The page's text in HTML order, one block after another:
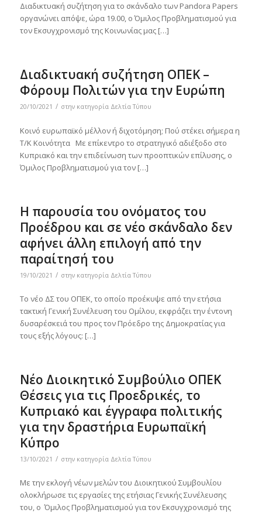
Διαδικτυακή συζήτηση για το σκάνδαλο των Pandora Papers
οργανώνει απόψε, ώρα 19.00, ο Όμιλος Προβληματισμού για
τον Εκσυγχρονισμό της Κοινωνίας μας […]
Διαδικτυακή συζήτηση ΟΠΕΚ –
Φόρουμ Πολιτών για την Ευρώπη
20/10/2021 / στην κατηγορία Δελτία Τύπου
Κοινό ευρωπαϊκό μέλλον ή διχοτόμηση; Πού στέκει σήμερα η
Τ/Κ Κοινότητα Με επίκεντρο το στρατηγικό αδιέξοδο στο
Κυπριακό και την επιδείνωση των προοπτικών επίλυσης, ο
Όμιλος Προβληματισμού για τον […]
Η παρουσία του ονόματος του
Προέδρου και σε νέο σκάνδαλο δεν
αφήνει άλλη επιλογή από την
παραίτησή του
19/10/2021 / στην κατηγορία Δελτία Τύπου
Το νέο ΔΣ του ΟΠΕΚ, το οποίο προέκυψε από την ετήσια
τακτική Γενική Συνέλευση του Ομίλου, εκφράζει την έντονη
δυσαρέσκειά του προς τον Πρόεδρο της Δημοκρατίας για
τους εξής λόγους: […]
Νέο Διοικητικό Συμβούλιο ΟΠΕΚ
Θέσεις για τις Προεδρικές, το
Κυπριακό και έγγραφα πολιτικής
για την δραστήρια Ευρωπαϊκή
Κύπρο
13/10/2021 / στην κατηγορία Δελτία Τύπου
Με την εκλογή νέων μελών του Διοικητικού Συμβουλίου
ολοκλήρωσε τις εργασίες της ετήσιας Γενικής Συνέλευσης
του, ο Όμιλος Προβληματισμού για τον Εκσυγχρονισμό της